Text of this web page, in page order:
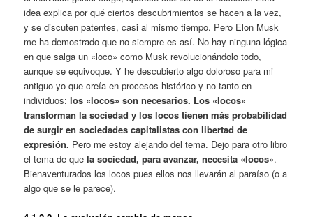
idea explica por qué ciertos descubrimientos se hacen a la vez,
y se discuten patentes, casi al mismo tiempo. Pero Elon Musk
me ha demostrado que no siempre es así. No hay ninguna lógica
en que salga un «loco» como Musk revolucionándolo todo,
aunque se equivoque. Y he descubierto algo doloroso para mi
antiguo yo que creía en procesos histórico y no tanto en
individuos:los «locos» son necesarios. Los «locos»
transforman la sociedad y los locos tienen más probabilidad
de surgir en sociedades capitalistas con libertad de
expresión. Pero me estoy alejando del tema. Dejo para otro libro
el tema de quela sociedad, para avanzar, necesita «locos».
Bienaventurados los locos pues ellos nos llevarán al paraíso (o a
algo que se le parece).